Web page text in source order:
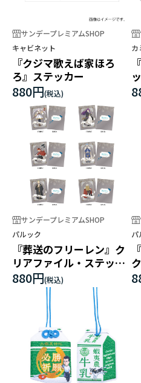
サンデープレミアムSHOP
キャビネット
『クジマ歌えば家ほろ
ろ』ステッカー
880円
カ
サンデープレミアムSHOP
パルック
『葬送のフリーレン』ク
リアファイル・ステッカ
ーセット
880円
パ